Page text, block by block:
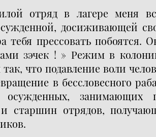
отряд в лагере меня
досиживающей
тебя прессовать побоятся.
зэчек ! » Режим в
так, что подавление воли
в бессловесного
осужденных, занимающих
старшин отрядов,